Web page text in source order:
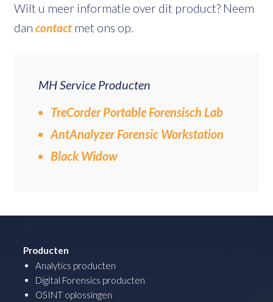
Wilt u meer informatie over dit product? Neem
dan contact met ons op.
MH Service Producten
TreCorder Portable Forensisch Lab
AntAnalyzer Forensic Workstation
Black Widow
Producten
Analytics producten
Digital Forensics producten
OSINT oplossingen